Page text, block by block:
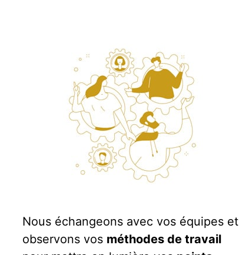
Nous échangeons avec vos équipes et
observons vos méthodes de travail